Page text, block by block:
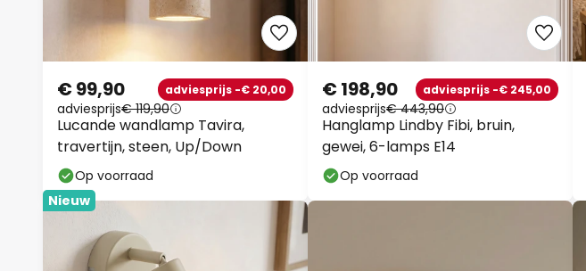
Lucande wandlamp Tavira,
travertijn, steen, Up/Down
€ 99,90 adviesprijs -€ 20,00
adviesprijs€ 119,90
Op voorraad
Hanglamp Lindby Fibi, bruin,
gewei, 6-lamps E14
€ 198,90 adviesprijs -€ 245,00
adviesprijs€ 443,90
Op voorraad
Nieuw